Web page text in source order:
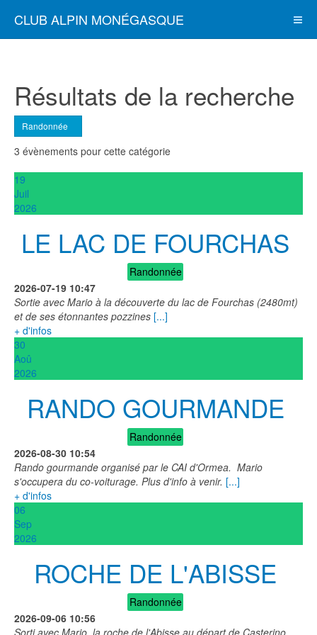
CLUB ALPIN MONÉGASQUE
Résultats de la recherche
Randonnée
3 évènements pour cette catégorie
19
Juil
2026
LE LAC DE FOURCHAS
Randonnée
2026-07-19 10:47
Sortie avec Mario à la découverte du lac de Fourchas (2480mt)
et de ses étonnantes pozzines [...]
+ d'infos
30
Aoû
2026
RANDO GOURMANDE
Randonnée
2026-08-30 10:54
Rando gourmande organisé par le CAI d'Ormea. Mario
s'occupera du co-voiturage. Plus d'info à venir. [...]
+ d'infos
06
Sep
2026
ROCHE DE L'ABISSE
Randonnée
2026-09-06 10:56
Sorti avec Mario, la roche de l'Abisse au départ de Casterino